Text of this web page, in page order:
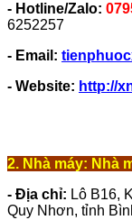
- Hotline/Zalo:
6252257
- Email:
- Website: http://
2. Nhà máy: Nhà
- Địa chỉ: Lô B16,
Quy Nhơn, tỉnh